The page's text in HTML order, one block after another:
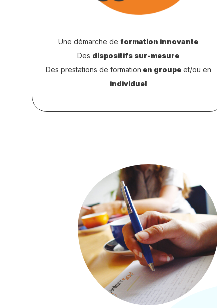
Une démarche de formation innovante
Des dispositifs sur-mesure
Des prestations de formation en groupeet/ou en
individuel